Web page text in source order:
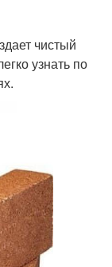
чистый
узнать по